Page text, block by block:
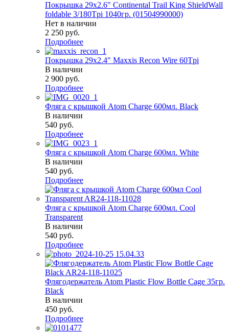
Покрышка 29x2.6" Continental Trail King ShieldWall
foldable 3/180Tpi 1040гр. (01504990000)
Нет в наличии
2 250 руб.
Подробнее
Покрышка 29x2.4" Maxxis Recon Wire 60Tpi
В наличии
2 900 руб.
Подробнее
Фляга с крышкой Atom Charge 600мл. Black
В наличии
540 руб.
Подробнее
Фляга с крышкой Atom Charge 600мл. White
В наличии
540 руб.
Подробнее
Фляга с крышкой Atom Charge 600мл. Cool
Transparent
В наличии
540 руб.
Подробнее
Флягодержатель Atom Plastic Flow Bottle Cage 35гр.
Black
В наличии
450 руб.
Подробнее